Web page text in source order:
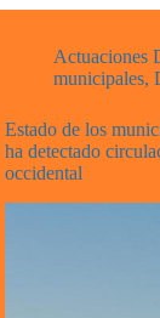
Actuaciones
municipales,
Estado de los
ha detectado
occidental